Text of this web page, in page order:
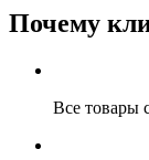
Почему
Все товары